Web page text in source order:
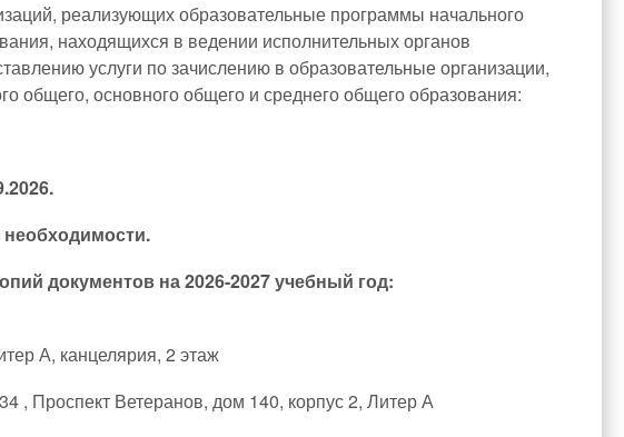
реализующих образовательные программы начального
находящихся в ведении исполнительных органов
услуги по зачислению в образовательные организации,
общего, основного общего и среднего общего образования:
документов на 2026-2027 учебный год:
А, канцелярия, 2 этаж
, Проспект Ветеранов, дом 140, корпус 2, Литер А